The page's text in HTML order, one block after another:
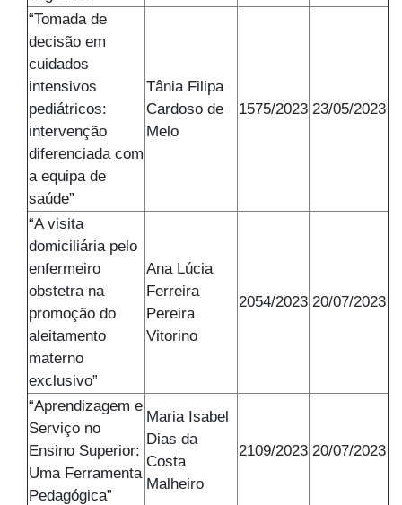
“Tomada de
decisão em
cuidados
intensivos
pediátricos:
intervenção
diferenciada com
a equipa de
saúde”
Tânia Filipa
Cardoso de
Melo
1575/2023 23/05/2023
“A visita
domiciliária pelo
enfermeiro
obstetra na
promoção do
aleitamento
materno
exclusivo”
Ana Lúcia
Ferreira
Pereira
Vitorino
2054/2023 20/07/2023
“Aprendizagem e
Serviço no
Ensino Superior:
Uma Ferramenta
Pedagógica”
Maria Isabel
Dias da
Costa
Malheiro
2109/2023 20/07/2023